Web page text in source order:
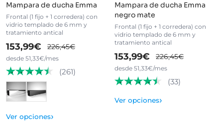
Mampara de ducha Emma
Frontal (1 fijo + 1 corredera) con
vidrio templado de 6 mm y
tratamiento antical
153,99€ 226,45€
desde 51,33€/mes
(261)
Ver opciones›
Mampara de ducha Emma
negro mate
Frontal (1 fijo + 1 corredera) con
vidrio templado de 6 mm y
tratamiento antical
153,99€ 226,45€
desde 51,33€/mes
(33)
Ver opciones›